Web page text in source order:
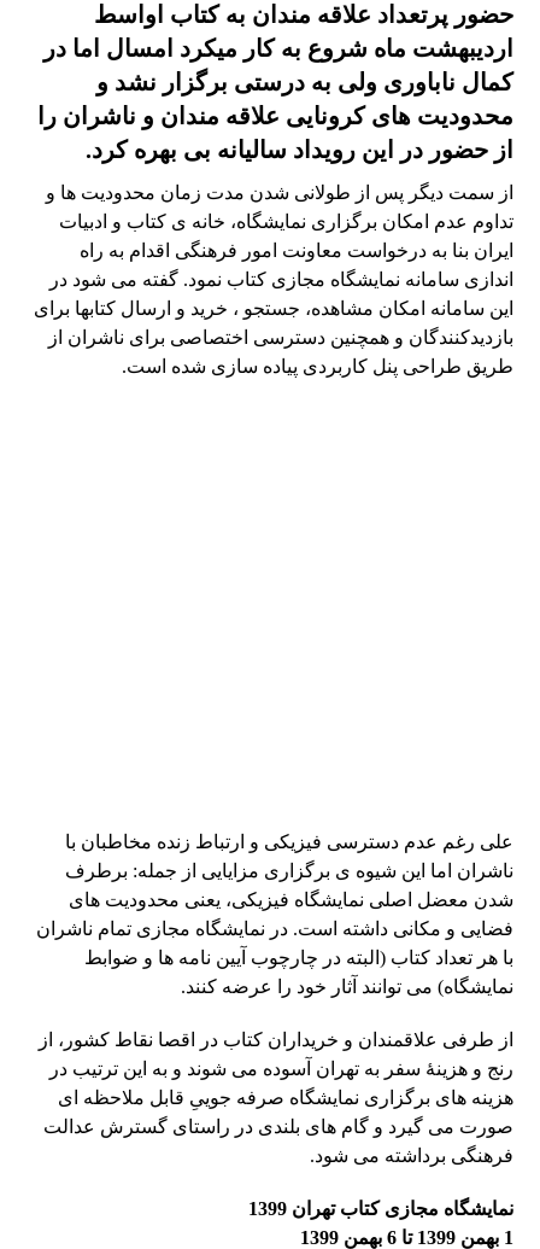
حضور پرتعداد علاقه مندان به کتاب اواسط
اردیبهشت ماه شروع به کار میکرد امسال اما در
کمال ناباوری ولی به درستی برگزار نشد و
محدودیت های کرونایی علاقه مندان و ناشران را
از حضور در این رویداد سالیانه بی بهره کرد.
از سمت دیگر پس از طولانی شدن مدت زمان محدودیت ها و
تداوم عدم امکان برگزاری نمایشگاه، خانه ی کتاب و ادبیات
ایران بنا به درخواست معاونت امور فرهنگی اقدام به راه
اندازی سامانه نمایشگاه مجازی کتاب نمود. گفته می شود در
این سامانه امکان مشاهده، جستجو ، خرید و ارسال کتابها برای
بازدیدکنندگان و همچنین دسترسی اختصاصی برای ناشران از
طریق طراحی پنل کاربردی پیاده سازی شده است.
علی رغم عدم دسترسی فیزیکی و ارتباط زنده مخاطبان با
ناشران اما این شیوه ی برگزاری مزایایی از جمله: برطرف
شدن معضل اصلی نمایشگاه فیزیکی، یعنی محدودیت های
فضایی و مکانی داشته است. در نمایشگاه مجازی تمام ناشران
با هر تعداد کتاب (البته در چارچوب آیین نامه ها و ضوابط
نمایشگاه) می توانند آثار خود را عرضه کنند.
از طرفی علاقمندان و خریداران کتاب در اقصا نقاط کشور، از
رنج و هزینۀ سفر به تهران آسوده می شوند و به این ترتیب در
هزینه های برگزاری نمایشگاه صرفه جوییِ قابل ملاحظه ای
صورت می گیرد و گام های بلندی در راستای گسترش عدالت
فرهنگی برداشته می شود.
نمایشگاه مجازی کتاب تهران 1399
1 بهمن 1399 تا 6 بهمن 1399